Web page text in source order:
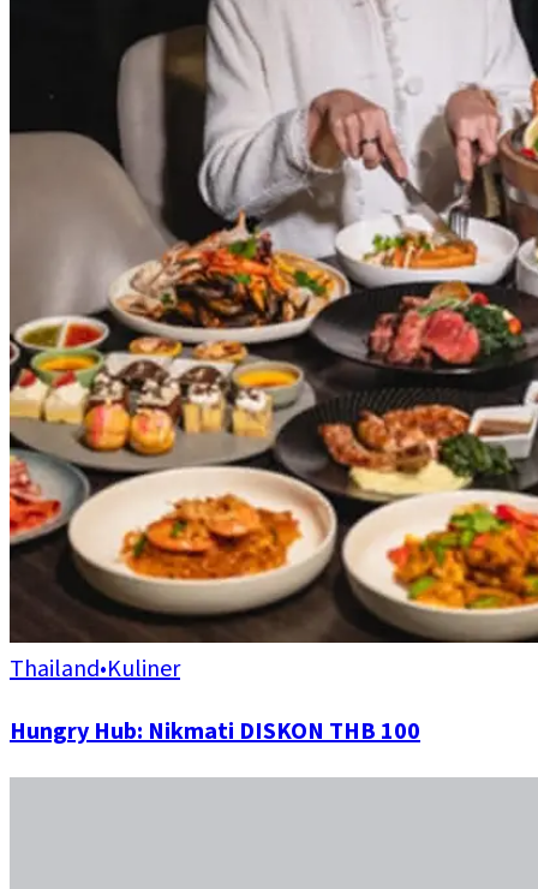
Thailand•Kuliner
Hungry Hub: Nikmati DISKON THB 100